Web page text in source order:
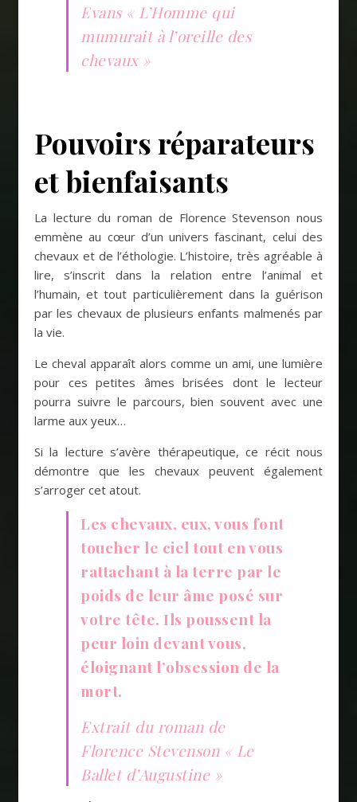
Evans « L’Homme qui
mumurait à l’oreille des
chevaux »
Pouvoirs réparateurs
et bienfaisants
La lecture du roman de Florence Stevenson nous
emmène au cœur d’un univers fascinant, celui des
chevaux et de l’éthologie. L’histoire, très agréable à
lire, s’inscrit dans la relation entre l’animal et
l’humain, et tout particulièrement dans la guérison
par les chevaux de plusieurs enfants malmenés par
la vie.
Le cheval apparaît alors comme un ami, une lumière
pour ces petites âmes brisées dont le lecteur
pourra suivre le parcours, bien souvent avec une
larme aux yeux…
Si la lecture s’avère thérapeutique, ce récit nous
démontre que les chevaux peuvent également
s’arroger cet atout.
Les chevaux, eux, vous font
toucher le ciel tout en vous
rattachant à la terre par le
poids de leur âme posé sur
votre tête. Ils poussent la
peur loin devant vous,
éloignant l’obsession de la
mort.
Extrait du roman de
Florence Stevenson « Le
Ballet d’Augustine »